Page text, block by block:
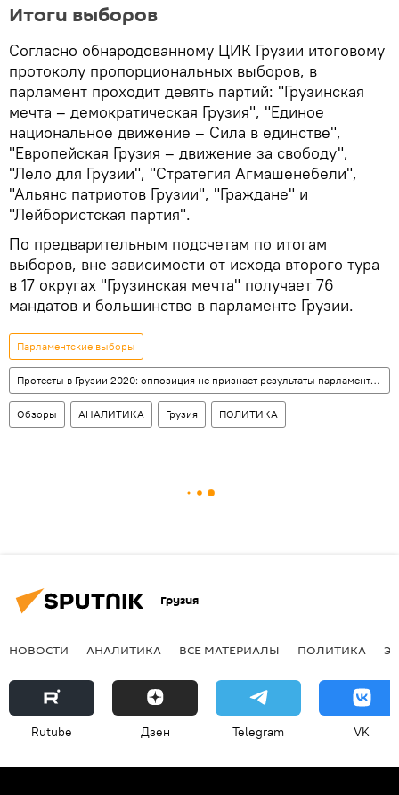
Итоги выборов
Согласно обнародованному ЦИК Грузии итоговому
протоколу пропорциональных выборов, в
парламент проходит девять партий: "Грузинская
мечта – демократическая Грузия", "Единое
национальное движение – Сила в единстве",
"Европейская Грузия – движение за свободу",
"Лело для Грузии", "Стратегия Агмашенебели",
"Альянс патриотов Грузии", "Граждане" и
"Лейбористская партия".
По предварительным подсчетам по итогам
выборов, вне зависимости от исхода второго тура
в 17 округах "Грузинская мечта" получает 76
мандатов и большинство в парламенте Грузии.
Парламентские выборы
Протесты в Грузии 2020: оппозиция не признает результаты парламентских выборов
Обзоры АНАЛИТИКА Грузия ПОЛИТИКА
Грузия
НОВОСТИ АНАЛИТИКА ВСЕ МАТЕРИАЛЫ ПОЛИТИКА
Rutube Дзен Telegram VK